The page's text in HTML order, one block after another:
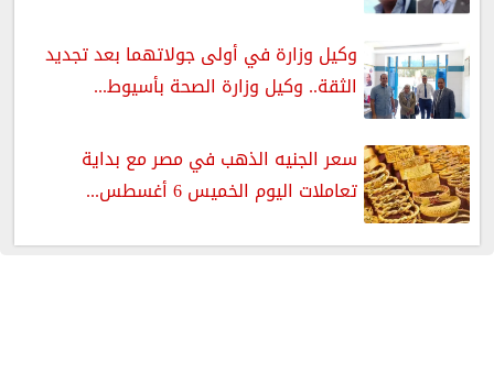
وكيل وزارة في أولى جولاتهما بعد تجديد
الثقة.. وكيل وزارة الصحة بأسيوط...
سعر الجنيه الذهب في مصر مع بداية
تعاملات اليوم الخميس 6 أغسطس...